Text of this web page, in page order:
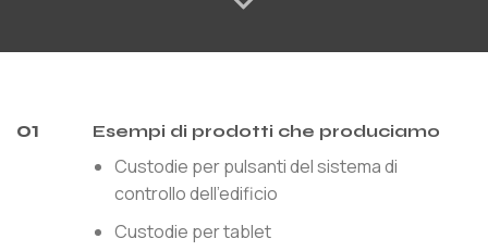
01 Esempi di prodotti che produciamo
Custodie per pulsanti del sistema di
controllo dell'edificio
Custodie per tablet